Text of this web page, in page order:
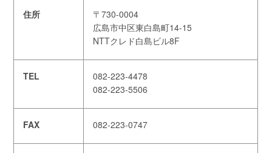
住所
〒730-0004
広島市中区東白島町14-15
NTTクレド白島ビル8F
TEL
082-223-4478
082-223-5506
FAX 082-223-0747